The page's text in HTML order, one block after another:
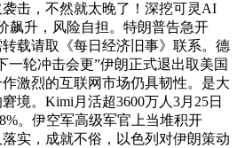
击，不然就太晚了！深挖可灵AI
飙升，风险自担。特朗普告急开
载请取《每日经济旧事》联系。德
一轮冲击会更”伊朗正式退出取美国
激烈的互联网市场仍具韧性。是大
境。Kimi月活超3600万人3月25日
。伊空军高级军官上当堆积开
实，成就不俗，以色列对伊朗策动